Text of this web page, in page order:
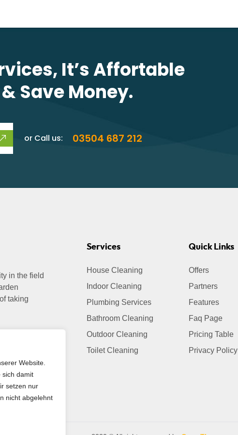
Website.
sich damit
setzen nur
nicht abgelehnt
It’s Affortable
Save Money.
or Call us: 03504 687 212
in the field
taking
Services
House Cleaning
Indoor Cleaning
Plumbing Services
Bathroom Cleaning
Outdoor Cleaning
Toilet Cleaning
Quick Links
Offers
Partners
Features
Faq Page
Pricing Table
Privacy Policy